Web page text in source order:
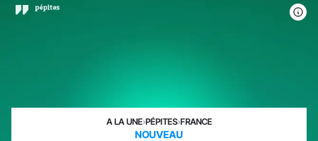
A LA UNE›PÉPITES›FRANCE
NOUVEAU